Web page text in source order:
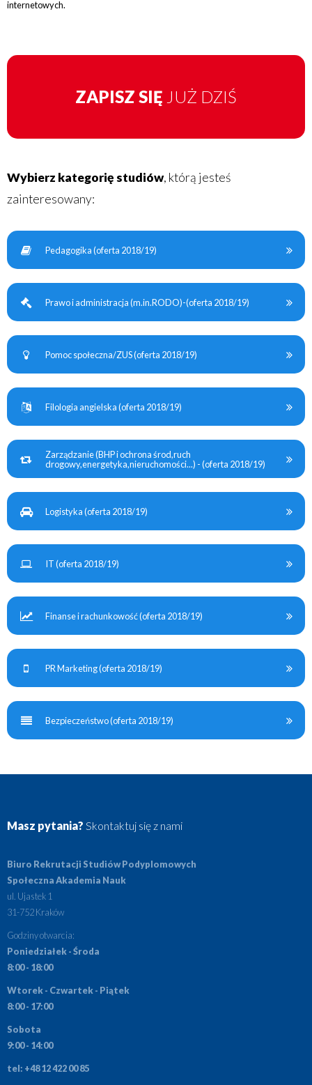
internetowych.
ZAPISZ SIĘ JUŻ DZIŚ
Wybierz kategorię studiów, którą jesteś
zainteresowany:
Pedagogika (oferta 2018/19)
Prawo i administracja (m.in.RODO)-(oferta 2018/19)
Pomoc społeczna/ZUS (oferta 2018/19)
Filologia angielska (oferta 2018/19)
Zarządzanie (BHP i ochrona środ,ruch
drogowy,energetyka,nieruchomości...) - (oferta 2018/19)
Logistyka (oferta 2018/19)
IT (oferta 2018/19)
Finanse i rachunkowość (oferta 2018/19)
PR Marketing (oferta 2018/19)
Bezpieczeństwo (oferta 2018/19)
Masz pytania? Skontaktuj się z nami
Biuro Rekrutacji Studiów Podyplomowych
Społeczna Akademia Nauk
ul. Ujastek 1
31-752 Kraków
Godziny otwarcia:
Poniedziałek - Środa
8:00 - 18:00
Wtorek - Czwartek - Piątek
8:00 - 17:00
Sobota
9:00 - 14:00
tel: +48 12 422 00 85